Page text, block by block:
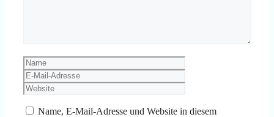
Name
Mail-
Adresse
Name, E-Mail-Adresse und Website in diesem